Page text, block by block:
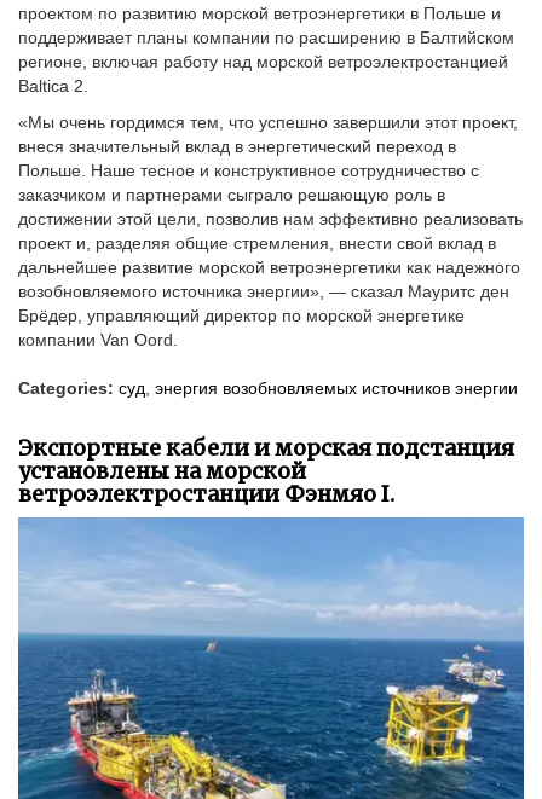
проектом по развитию морской ветроэнергетики в Польше и
поддерживает планы компании по расширению в Балтийском
регионе, включая работу над морской ветроэлектростанцией
Baltica 2.
«Мы очень гордимся тем, что успешно завершили этот проект,
внеся значительный вклад в энергетический переход в
Польше. Наше тесное и конструктивное сотрудничество с
заказчиком и партнерами сыграло решающую роль в
достижении этой цели, позволив нам эффективно реализовать
проект и, разделяя общие стремления, внести свой вклад в
дальнейшее развитие морской ветроэнергетики как надежного
возобновляемого источника энергии», — сказал Мауритс ден
Брёдер, управляющий директор по морской энергетике
компании Van Oord.
Categories: суд энергия возобновляемых источников энергии
Экспортные кабели и морская подстанция
установлены на морской
ветроэлектростанции Фэнмяо I.